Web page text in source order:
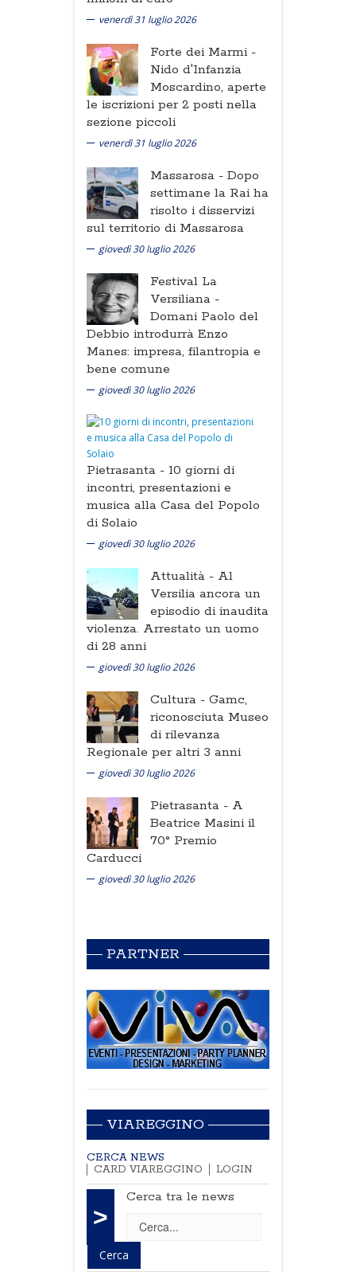
venerdì 31 luglio 2026
Forte dei Marmi -
Nido d'Infanzia
Moscardino, aperte
le iscrizioni per 2 posti nella
sezione piccoli
venerdì 31 luglio 2026
Massarosa - Dopo
settimane la Rai ha
risolto i disservizi
sul territorio di Massarosa
giovedì 30 luglio 2026
Festival La
Versiliana -
Domani Paolo del
Debbio introdurrà Enzo
Manes: impresa, filantropia e
bene comune
giovedì 30 luglio 2026
Pietrasanta - 10 giorni di
incontri, presentazioni e
musica alla Casa del Popolo
di Solaio
giovedì 30 luglio 2026
Attualità - Al
Versilia ancora un
episodio di inaudita
violenza. Arrestato un uomo
di 28 anni
giovedì 30 luglio 2026
Cultura - Gamc,
riconosciuta Museo
di rilevanza
Regionale per altri 3 anni
giovedì 30 luglio 2026
Pietrasanta - A
Beatrice Masini il
70° Premio
Carducci
giovedì 30 luglio 2026
PARTNER
VIAREGGINO
CERCA NEWS
CARD VIAREGGINO
LOGIN
>
Cerca tra le news